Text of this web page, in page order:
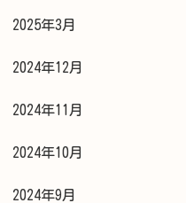
2025年3月
2024年12月
2024年11月
2024年10月
2024年9月